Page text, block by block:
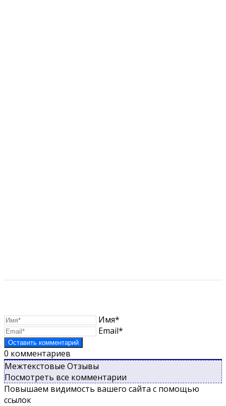
Имя*
Email*
0 комментариев
Межтекстовые Отзывы
Посмотреть все комментарии
Повышаем видимость вашего сайта с помощью
ссылок